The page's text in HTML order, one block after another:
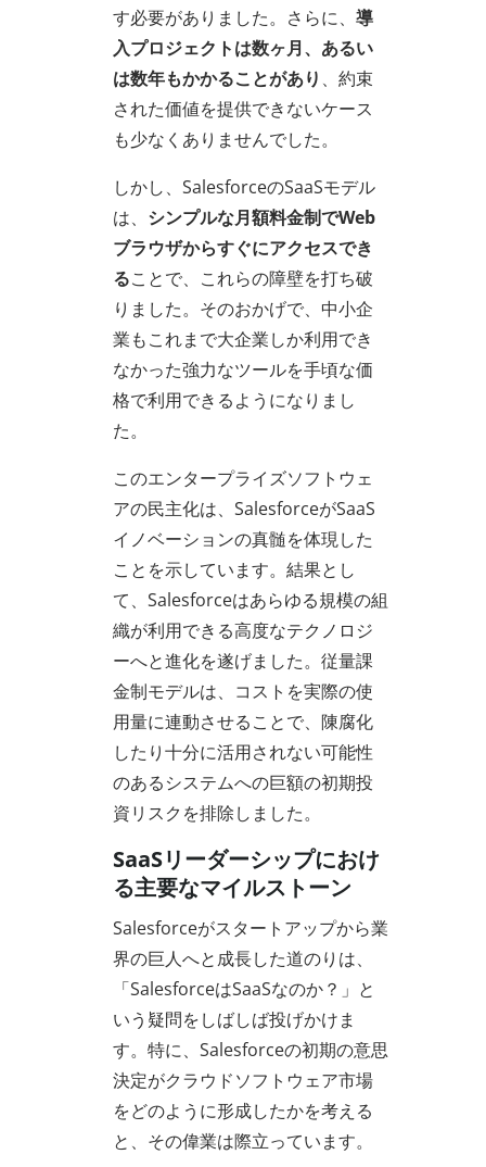
す必要がありました。さらに、 導
入プロジェクトは数ヶ月、あるい
は数年もかかることがあり 、約束
された価値を提供できないケース
も少なくありませんでした。
しかし、SalesforceのSaaSモデル
は、 シンプルな月額料金制でWeb
ブラウザからすぐにアクセスでき
ることで、これらの障壁を打ち破
りました。そのおかげで、中小企
業もこれまで大企業しか利用でき
なかった強力なツールを手頃な価
格で利用できるようになりまし
た。
このエンタープライズソフトウェ
アの民主化は、SalesforceがSaaS
イノベーションの真髄を体現した
ことを示しています。結果とし
て、Salesforceはあらゆる規模の組
織が利用できる高度なテクノロジ
ーへと進化を遂げました。従量課
金制モデルは、コストを実際の使
用量に連動させることで、陳腐化
したり十分に活用されない可能性
のあるシステムへの巨額の初期投
資リスクを排除しました。
SaaSリーダーシップにおけ
る主要なマイルストーン
Salesforceがスタートアップから業
界の巨人へと成長した道のりは、
「SalesforceはSaaSなのか？」と
いう疑問をしばしば投げかけま
す。特に、Salesforceの初期の意思
決定がクラウドソフトウェア市場
をどのように形成したかを考える
と、その偉業は際立っています。